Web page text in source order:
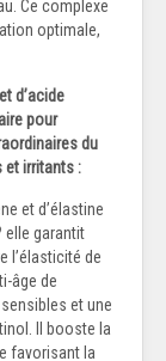
Ce complexe
optimale,
d’acide
pour
du
irritants :
et d’élastine
elle garantit
l’élasticité de
âge de
et une
Il booste la
favorisant la